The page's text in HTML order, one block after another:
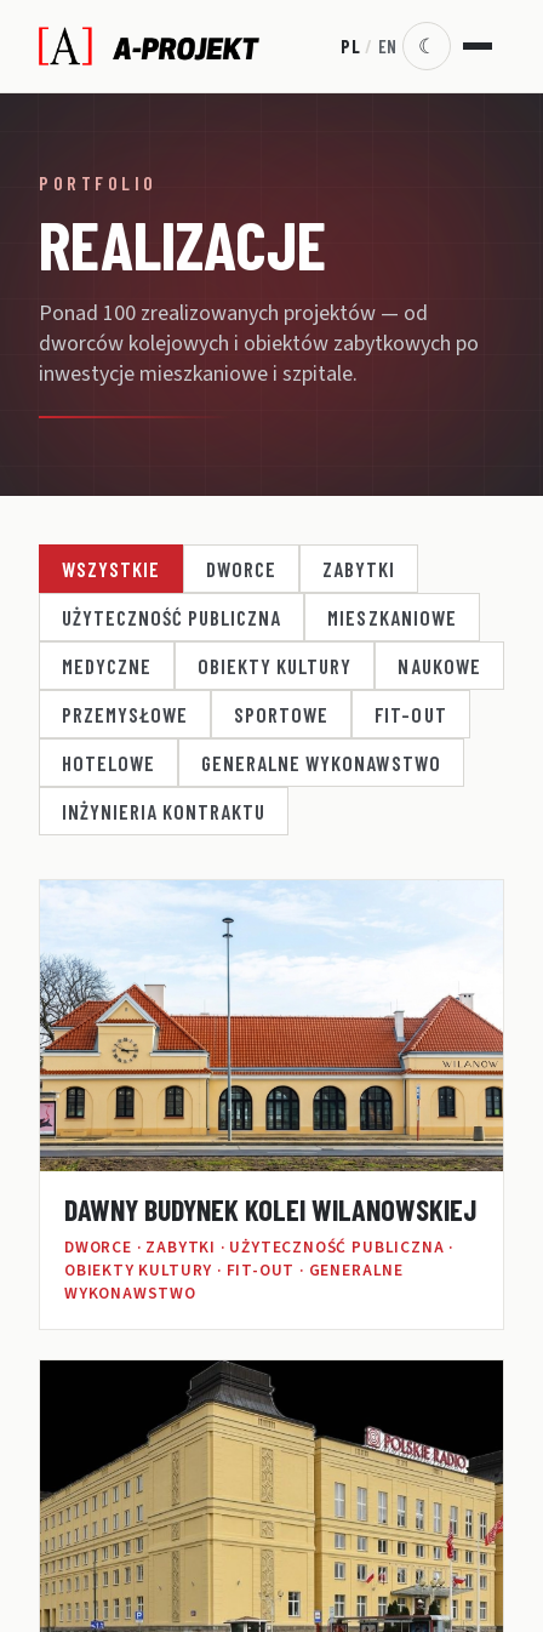
PL / EN ☾
PORTFOLIO
REALIZACJE
Ponad 100 zrealizowanych projektów — od
dworców kolejowych i obiektów zabytkowych po
inwestycje mieszkaniowe i szpitale.
WSZYSTKIE DWORCE
ZABYTKI
UŻYTECZNOŚĆ PUBLICZNA
MIESZKANIOWE
MEDYCZNE
OBIEKTY KULTURY
NAUKOWE
PRZEMYSŁOWE
SPORTOWE
FIT-OUT
HOTELOWE
GENERALNE WYKONAWSTWO
INŻYNIERIA KONTRAKTU
DAWNY BUDYNEK KOLEI WILANOWSKIEJ
DWORCE · ZABYTKI · UŻYTECZNOŚĆ PUBLICZNA ·
OBIEKTY KULTURY · FIT-OUT · GENERALNE
WYKONAWSTWO